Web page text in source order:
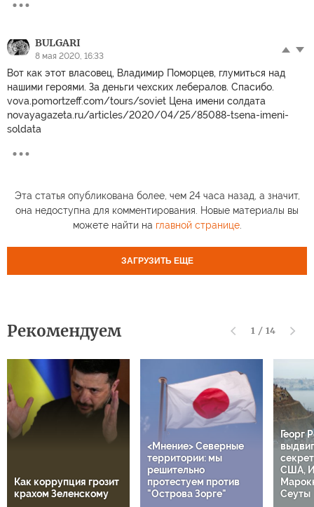
BULGARI
8 мая 2020, 16:33
Вот как этот власовец, Владимир Поморцев, глумиться над
нашими героями. За деньги чехских лебералов. Спасибо.
vova.pomortzeff.com/tours/soviet Цена имени солдата
novayagazeta.ru/articles/2020/04/25/85088-tsena-imeni-
soldata
Эта статья опубликована более, чем 24 часа назад, а значит,
она недоступна для комментирования. Новые материалы вы
можете найти на главной странице.
ЗАГРУЗИТЬ ЕЩЕ
Рекомендуем 1 / 14
Как коррупция грозит
крахом Зеленскому
<Мнение> Северные
территории: мы
решительно
протестуем против
"Острова Зорге"
Георг
США,
Сеуты